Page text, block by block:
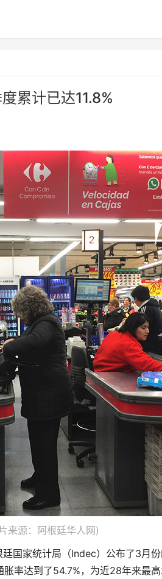
累计已达11.8%
来源：阿根廷华人网)
家统计局（Indec）公布了3月份
率达到了54.7%，为近28年来最高